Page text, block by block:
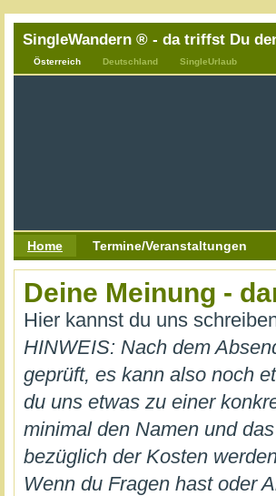
SingleWandern ® - da triffst Du
Österreich Deutschland SingleUrlaub
Home Termine/Veranstaltungen
Deine Meinung -
Hier kannst du uns
HINWEIS: Nach dem
geprüft, es kann also noch
du uns etwas zu einer
minimal den Namen und
bezüglich der Kosten
Wenn du Fragen hast oder